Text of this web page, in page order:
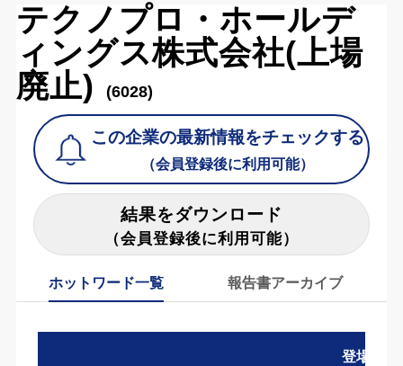
テクノプロ・ホールデ
ィングス株式会社(上場
廃止)
(6028)
この企業の最新情報をチェックする
（会員登録後に利用可能）
結果をダウンロード
（会員登録後に利用可能）
ホットワード一覧 報告書アーカイブ
登場数